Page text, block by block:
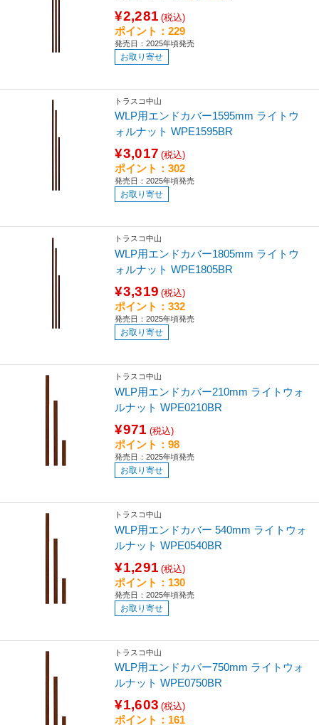
¥2,281 (税込)
ポイント：229
発売日：2025年頃発売
お取り寄せ
トラスコ中山
WLP用エンドカバー1595mm ライトウ
ォルナット WPE1595BR
¥3,017 (税込)
ポイント：302
発売日：2025年頃発売
お取り寄せ
トラスコ中山
WLP用エンドカバー1805mm ライトウ
ォルナット WPE1805BR
¥3,319 (税込)
ポイント：332
発売日：2025年頃発売
お取り寄せ
トラスコ中山
WLP用エンドカバー210mm ライトウォ
ルナット WPE0210BR
¥971 (税込)
ポイント：98
発売日：2025年頃発売
お取り寄せ
トラスコ中山
WLP用エンドカバー 540mm ライトウォ
ルナット WPE0540BR
¥1,291 (税込)
ポイント：130
発売日：2025年頃発売
お取り寄せ
トラスコ中山
WLP用エンドカバー750mm ライトウォ
ルナット WPE0750BR
¥1,603 (税込)
ポイント：161